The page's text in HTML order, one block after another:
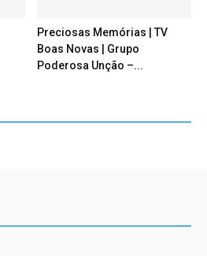
Preciosas Memórias | TV
Boas Novas | Grupo
Poderosa Unção –...